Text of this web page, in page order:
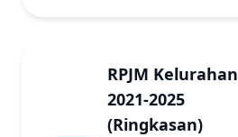
RPJM Kelurahan
2021-2025
(Ringkasan)